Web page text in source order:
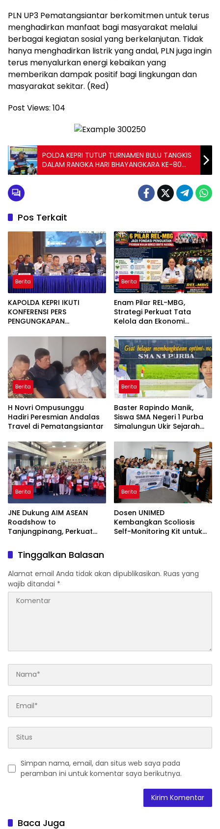
PLN UP3 Pematangsiantar berkomitmen untuk terus
menghadirkan manfaat bagi masyarakat melalui
berbagai kegiatan sosial yang berkelanjutan. Tidak
hanya menghadirkan listrik yang andal, PLN juga ingin
terus menyalurkan energi kebaikan yang
memberikan dampak positif bagi lingkungan dan
masyarakat sekitar. (Red)
Post Views: 104
POLDA KEPRI TUTUP TURNAMEN BULU TANGKIS
DALAM RANGKA HARI BHAYANGKARA KE-80
TAHUN 2026
Pos Terkait
Berita
KAPOLDA KEPRI IKUTI
KONFERENSI PERS
PENGUNGKAPAN
KETAMINE DI PERAIRAN
Berita
Enam Pilar REL-MBG,
Strategi Perkuat Tata
Kelola dan Ekonomi
Program MBG
Berita
H Novri Ompusunggu
Hadiri Peresmian Andalas
Travel di Pematangsiantar
Berita
Baster Rapindo Manik,
Siswa SMA Negeri 1 Purba
Simalungun Ukir Sejarah
Berita
JNE Dukung AIM ASEAN
Roadshow to
Tanjungpinang, Perkuat
Pemanfaatan Teknologi AI
Berita
Dosen UNIMED
Kembangkan Scoliosis
Self-Monitoring Kit untuk
Tinggalkan Balasan
Alamat email Anda tidak akan dipublikasikan. Ruas yang
wajib ditandai *
Simpan nama, email, dan situs web saya pada
peramban ini untuk komentar saya berikutnya.
Baca Juga